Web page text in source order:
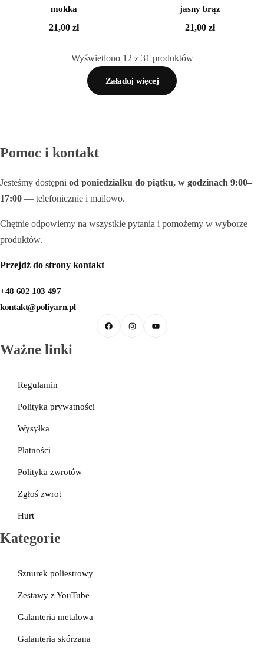
mokka
21,00 zł
jasny brąz
21,00zł
Wyświetlono 12 z 31 produktów
Załaduj więcej
Pomoc i kontakt
Jesteśmy dostępni od poniedziałku do piątku, w godzinach 9:00–
17:00 — telefonicznie i mailowo.
Chętnie odpowiemy na wszystkie pytania i pomożemy w wyborze
produktów.
Przejdź do strony kontakt
+48 602 103 497
kontakt@poliyarn.pl
Ważne linki
Regulamin
Polityka prywatności
Wysyłka
Płatności
Polityka zwrotów
Zgłoś zwrot
Hurt
Kategorie
Sznurek poliestrowy
Zestawy z YouTube
Galanteria metalowa
Galanteria skórzana